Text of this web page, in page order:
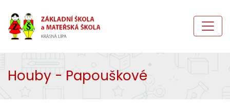
Houby - Papouškové